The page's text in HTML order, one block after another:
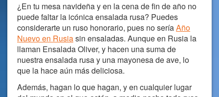
¿En tu mesa navideña y en la cena de fin de año no
puede faltar la icónica ensalada rusa? Puedes
considerarte un ruso honorario, pues no seríaAño
Nuevo en Rusiasin ensaladas. Aunque en Rusia la
llaman Ensalada Oliver, y hacen una suma de
nuestra ensalada rusa y una mayonesa de ave, lo
que la hace aún más deliciosa.
Además, hagan lo que hagan, y en cualquier lugar